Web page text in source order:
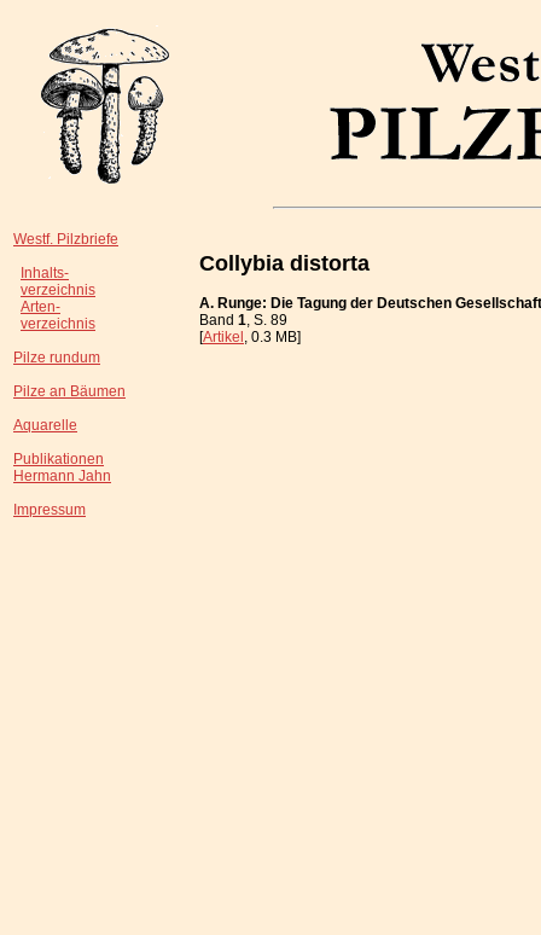
Westf. Pilzbriefe
Inhalts-
verzeichnis
Arten-
verzeichnis
Pilze rundum
Pilze an Bäumen
Aquarelle
Publikationen
Hermann Jahn
Impressum
Collybia distorta
A. Runge: Die Tagung der Deutschen
Band 1, S. 89
[Artikel, 0.3 MB]